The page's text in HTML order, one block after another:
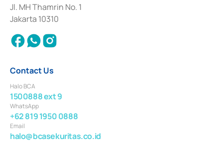
Institution for the Issuance, Transaction, and Administration and
Settlement of Commercial Paper Transactions whose license was issued in
2018.
Jl. MH Thamrin No. 1
Jakarta 10310
Contact Us
Halo BCA
1500888 ext 9
WhatsApp
+62 819 1950 0888
Email
halo@bcasekuritas.co.id